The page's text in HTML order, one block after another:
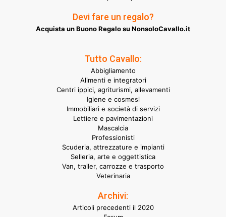
Devi fare un regalo?
Acquista un Buono Regalo su NonsoloCavallo.it
Tutto Cavallo:
Abbigliamento
Alimenti e integratori
Centri ippici, agriturismi, allevamenti
Igiene e cosmesi
Immobiliari e società di servizi
Lettiere e pavimentazioni
Mascalcia
Professionisti
Scuderia, attrezzature e impianti
Selleria, arte e oggettistica
Van, trailer, carrozze e trasporto
Veterinaria
Archivi:
Articoli precedenti il 2020